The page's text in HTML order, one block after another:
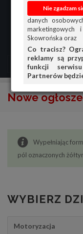
danych
marketingowych
Skowrońska oraz
Co tracisz?
reklamy są
funkcji
Partnerów
MENU
Nowe
Wypełniając
pól oznaczonych
WYBIERZ